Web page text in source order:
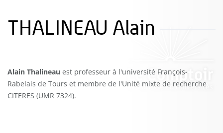
THALINEAU Alain
Alain Thalineau est professeur à l'université François-
Rabelais de Tours et membre de l'Unité mixte de recherche
CITERES (UMR 7324).